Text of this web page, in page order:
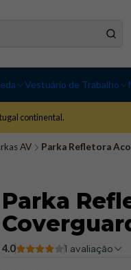
Vestuário de Trabalho
continental.
AV Parka Refletora
Parka
4.0 1 avaliação